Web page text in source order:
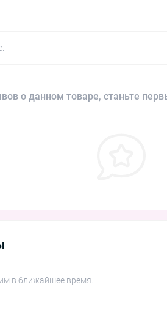
о данном товаре, станьте
в ближайшее время.